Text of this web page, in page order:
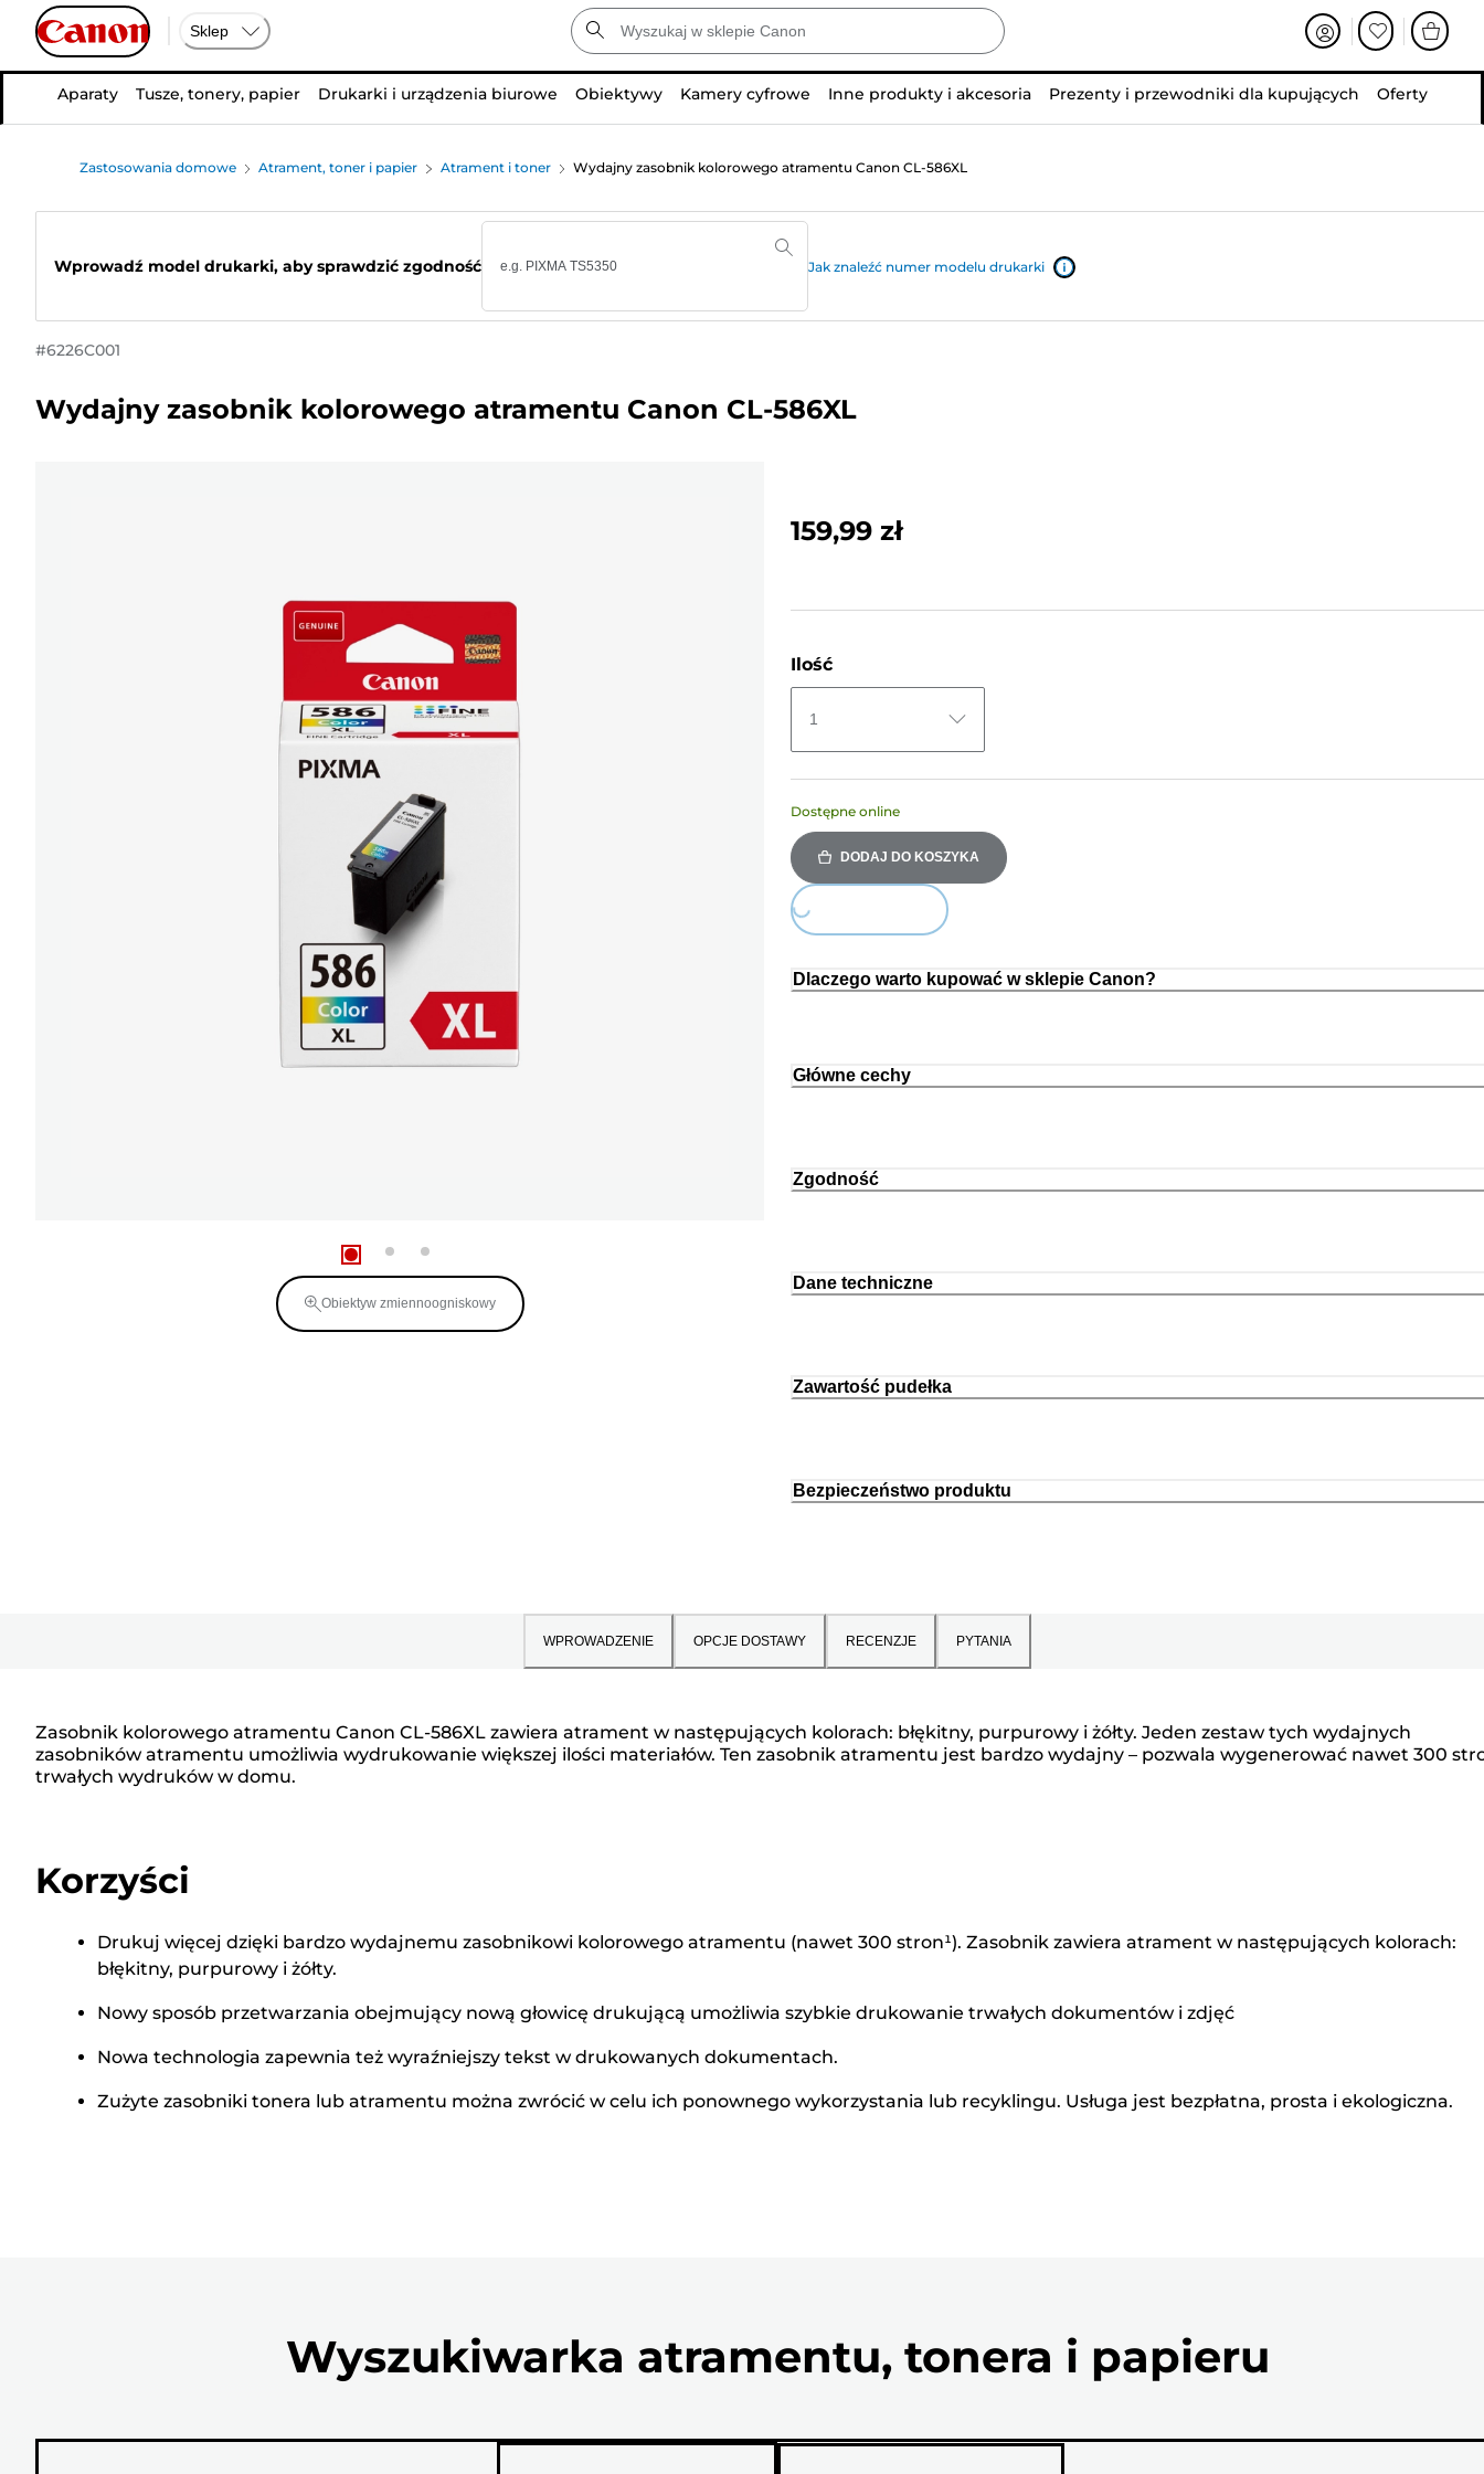
Sklep
Aparaty Tusze, tonery, papier Drukarki i urządzenia biurowe Obiektywy Kamery cyfrowe Inne produkty i akcesoria Prezenty i przewodniki dla kupujących Oferty
Zastosowania domowe Atrament, toner i papier Atrament i toner Wydajny zasobnik kolorowego atramentu Canon CL-586XL
Wprowadź model drukarki, aby sprawdzić zgodność Jak znaleźć numer modelu drukarki
#6226C001
Wydajny zasobnik kolorowego atramentu Canon CL-586XL
Obiektyw zmiennoogniskowy
159,99 zł
Ilość
1
Dostępne online
DODAJ DO KOSZYKA
Loading...
Dlaczego warto kupować w sklepie Canon?
Główne cechy
Zgodność
Dane techniczne
Zawartość pudełka
Bezpieczeństwo produktu
WPROWADZENIE OPCJE DOSTAWY RECENZJE PYTANIA
Zasobnik kolorowego atramentu Canon CL-586XL zawiera atrament w następujących kolorach: błękitny, purpurowy i żółty. Jeden zestaw tych wydajnych
zasobników atramentu umożliwia wydrukowanie większej ilości materiałów. Ten zasobnik atramentu jest bardzo wydajny – pozwala wygenerować nawet 300
trwałych wydruków w domu.
Korzyści
Drukuj więcej dzięki bardzo wydajnemu zasobnikowi kolorowego atramentu (nawet 300 stron¹). Zasobnik zawiera atrament w następujących kolorach:
błękitny, purpurowy i żółty.
Nowy sposób przetwarzania obejmujący nową głowicę drukującą umożliwia szybkie drukowanie trwałych dokumentów i zdjęć
Nowa technologia zapewnia też wyraźniejszy tekst w drukowanych dokumentach.
Zużyte zasobniki tonera lub atramentu można zwrócić w celu ich ponownego wykorzystania lub recyklingu. Usługa jest bezpłatna, prosta i ekologiczna.
Wyszukiwarka atramentu, tonera i papieru